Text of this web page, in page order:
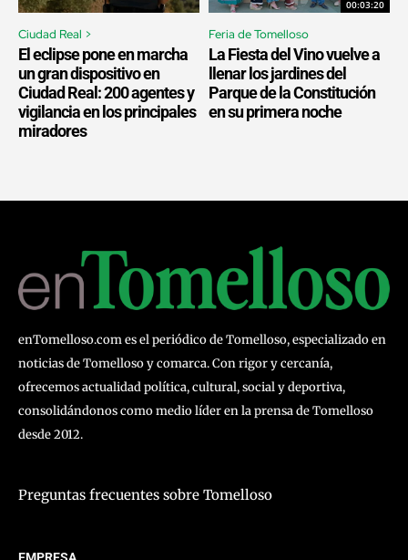
Ciudad Real >
El eclipse pone en marcha
un gran dispositivo en
Ciudad Real: 200 agentes y
vigilancia en los principales
miradores
00:03:20
Feria de Tomelloso
La Fiesta del Vino vuelve a
llenar los jardines del
Parque de la Constitución
en su primera noche
enTomelloso.com es el periódico de Tomelloso, especializado en
noticias de Tomelloso y comarca. Con rigor y cercanía,
ofrecemos actualidad política, cultural, social y deportiva,
consolidándonos como medio líder en la prensa de Tomelloso
desde 2012.
Preguntas frecuentes sobre Tomelloso